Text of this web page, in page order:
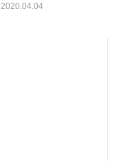
2020.04.04